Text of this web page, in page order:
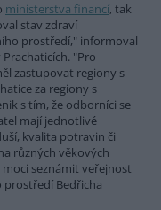
ministerstva financí, tak
stav zdraví
prostředí," informoval
"Pro
zastupovat regiony s
za regiony s
s tím, že odborníci se
mají jednotlivé
kvalita potravin či
různých věkových
seznámit veřejnost
prostředí Bedřicha